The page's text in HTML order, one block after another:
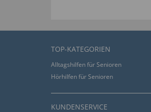
TOP-KATEGORIEN
Alltagshilfen für Senioren
Hörhilfen für Senioren
KUNDENSERVICE